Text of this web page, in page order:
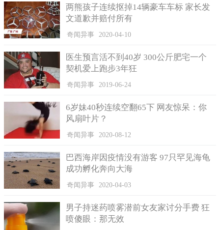
达一百多人。四年时间被他杀掉并吃掉的奴婢就多达百多人，直
到宋太宗登基，派御史雷德驤捕王继勋严审，他才俯首认罪，
太平兴国二年（977年）问斩于洛阳。连同协助他强买奴婢、
《续资治通鉴》、《续资治通鉴长编》、《宋史纪事本末》。
两熊孩子连续抠掉14辆豪车车标 家长发
文道歉并赔付所有
奇闻异事 2020-04-10
医生预言活不到40岁 300公斤肥宅一个
契机爱上跑步3年狂
奇闻异事 2019-06-24
6岁妹40秒连续空翻65下 网友惊呆：你
风扇叶片？
奇闻异事 2020-08-12
巴西海岸因疫情没有游客 97只罕见海龟
成功孵化奔向大海
奇闻异事 2020-04-03
男子持迷药喷雾潜前女友家讨分手费 狂
喷傻眼：那无效